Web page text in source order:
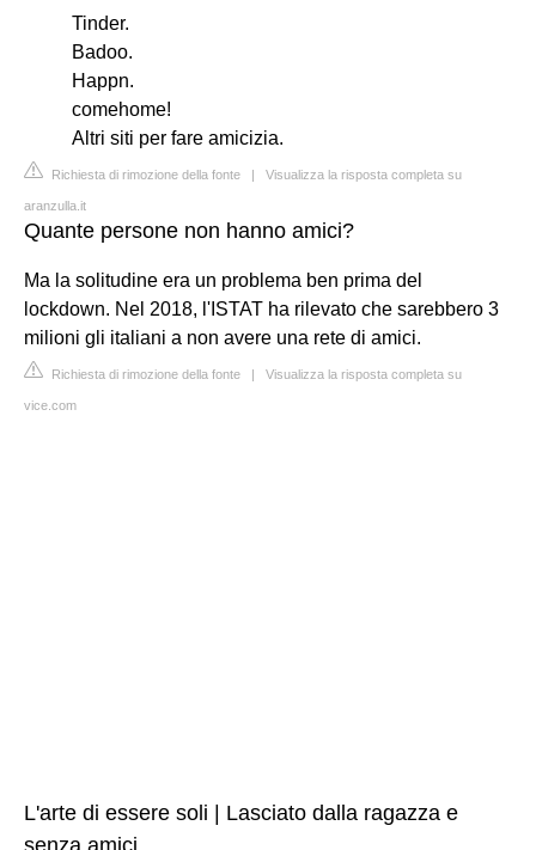
Tinder.
Badoo.
Happn.
comehome!
Altri siti per fare amicizia.
Richiesta di rimozione della fonte | Visualizza la risposta completa su
aranzulla.it
Quante persone non hanno amici?
Ma la solitudine era un problema ben prima del
lockdown. Nel 2018, l'ISTAT ha rilevato che sarebbero 3
milioni gli italiani a non avere una rete di amici.
Richiesta di rimozione della fonte | Visualizza la risposta completa su
vice.com
L'arte di essere soli | Lasciato dalla ragazza e
senza amici